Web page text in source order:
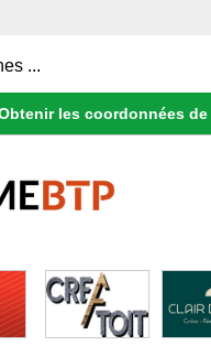
...
les coordonnées